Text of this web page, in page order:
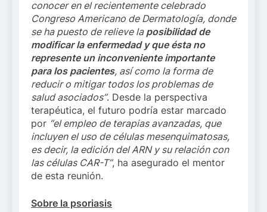
conocer en el recientemente celebrado
Congreso Americano de Dermatología, donde
se ha puesto de relieve la posibilidad de
modificar la enfermedad y que ésta no
represente un inconveniente importante
para los pacientes, así como la forma de
reducir o mitigar todos los problemas de
salud asociados”. Desde la perspectiva
terapéutica, el futuro podría estar marcado
por “el empleo de terapias avanzadas, que
incluyen el uso de células mesenquimatosas,
es decir, la edición del ARN y su relación con
las células CAR-T”, ha asegurado el mentor
de esta reunión.
Sobre la psoriasis